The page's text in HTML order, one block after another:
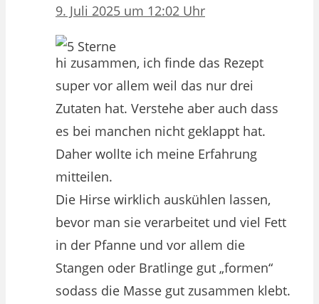
9. Juli 2025 um 12:02 Uhr
hi zusammen, ich finde das Rezept
super vor allem weil das nur drei
Zutaten hat. Verstehe aber auch dass
es bei manchen nicht geklappt hat.
Daher wollte ich meine Erfahrung
mitteilen.
Die Hirse wirklich auskühlen lassen,
bevor man sie verarbeitet und viel Fett
in der Pfanne und vor allem die
Stangen oder Bratlinge gut „formen“
sodass die Masse gut zusammen klebt.